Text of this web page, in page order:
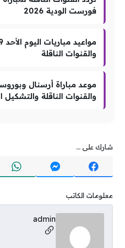
فورست الودية 2026
والقنوات الناقلة
موعد مباراة أرسنال
والقنوات الناقلة والتشكيل
شارك على ...
معلومات الكاتب
admin
مواقع التواصل